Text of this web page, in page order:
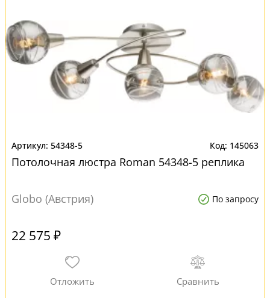
54348-5 145063
Потолочная люстра Roman 54348-5 реплика
Globo (Австрия) По запросу
22 575 ₽